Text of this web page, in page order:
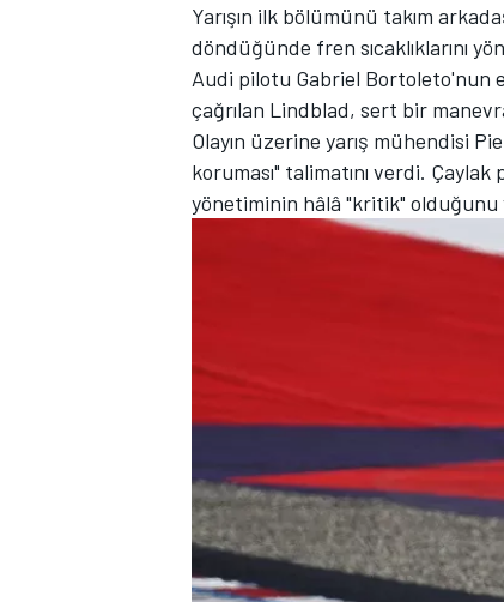
Yarışın ilk bölümünü takım
döndüğünde fren sıcaklıklarını
Audi pilotu Gabriel Bortoleto'nun
çağrılan Lindblad, sert bir
Olayın üzerine yarış mühendisi
koruması" talimatını verdi.
yönetiminin hâlâ "kritik" olduğunu